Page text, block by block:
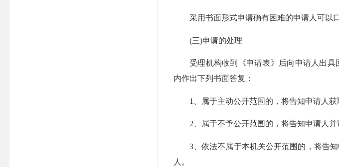
采用书面形式申请确有困难的申请人可以口
(三)申请的处理
受理机构收到《申请表》后向申请人出具
内作出下列书面答复：
1、属于主动公开范围的，将告知申请人获
2、属于不予公开范围的，将告知申请人并
3、依法不属于本机关公开范围的，将告知
人。